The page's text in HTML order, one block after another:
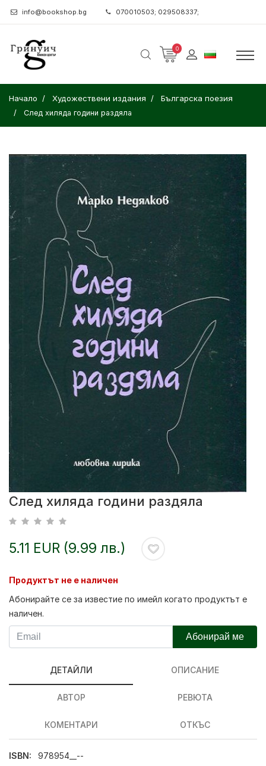
info@bookshop.bg 070010503; 029508337;
0
Начало Художествени издания Българска поезия
След хиляда години раздяла
След хиляда години раздяла
5.11 EUR (9.99 лв.)
Продуктът не е наличен
Абонирайте се за известие по имейл когато продуктът е
наличен.
Абонирай ме
ДЕТАЙЛИ ОПИСАНИЕ
АВТОР РЕВЮТА
КОМЕНТАРИ ОТКЪС
ISBN:
978954__--